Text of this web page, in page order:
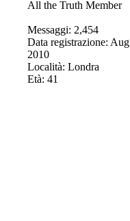
All the Truth Member
Messaggi: 2,454
Data registrazione: Aug
2010
Località: Londra
Età: 41